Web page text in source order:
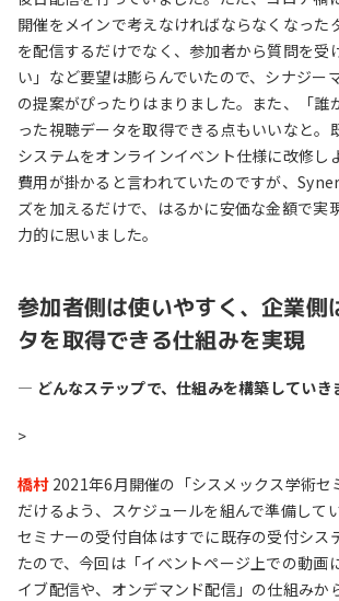
開催をメインで考えなければならなくなった
を配信するだけでなく、参加者から質問を受
い」など要望は膨らんでいたので、シナジー
の提案がぴったりはまりました。また、「誰
った視聴データを取得できる点もいいなと。
システムをオンラインイベント仕様に改修し
費用が掛かると言われていたのですが、
ズを加えるだけで、はるかに安価な金額で実
力的に思いました。
参加者側は使いやすく、企業側
タを取得できる仕組みを実現
― どんなステップで、仕組みを構築していき
>
橋村2021年6月開催の「シスメックス学術セ
だけるよう、スケジュールを組んで準備して
セミナーの受付自体はすでに既存の受付シス
たので、今回は「イベントページ上での動画
イブ配信や、オンデマンド配信」の仕組みか